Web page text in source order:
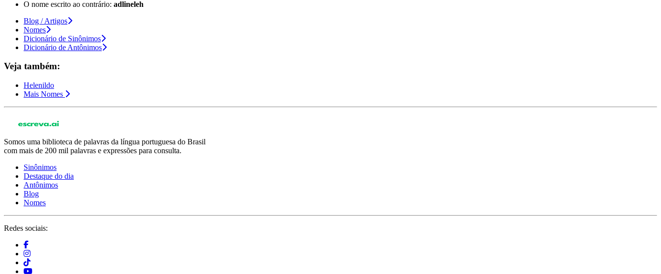
O nome escrito ao contrário: adlineleh
Blog / Artigos
Nomes
Dicionário de Sinônimos
Dicionário de Antônimos
Veja também:
Helenildo
Mais Nomes
Somos uma biblioteca de palavras da língua portuguesa do Brasil
com mais de 200 mil palavras e expressões para consulta.
Sinônimos
Destaque do dia
Antônimos
Blog
Nomes
Redes sociais: